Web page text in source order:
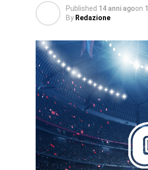
Published 14 anni agoon
By Redazione